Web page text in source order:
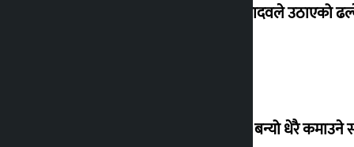
सांसद यादवले उठाएको
‘गौंथली’ बन्यो धेरै